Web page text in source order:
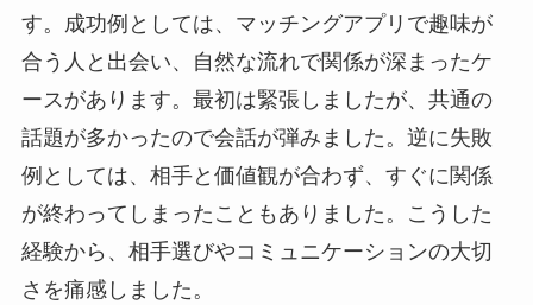
す。成功例としては、マッチングアプリで趣味が
合う人と出会い、自然な流れで関係が深まったケ
ースがあります。最初は緊張しましたが、共通の
話題が多かったので会話が弾みました。逆に失敗
例としては、相手と価値観が合わず、すぐに関係
が終わってしまったこともありました。こうした
経験から、相手選びやコミュニケーションの大切
さを痛感しました。